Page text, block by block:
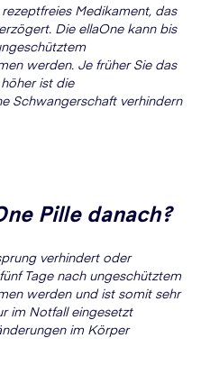
Medikament, das
Die ellaOne kann bis
werden. Je früher Sie das
ist die
Schwangerschaft verhindern
Pille danach?
verhindert oder
Tage nach ungeschütztem
werden und ist somit sehr
im Notfall eingesetzt
im Körper